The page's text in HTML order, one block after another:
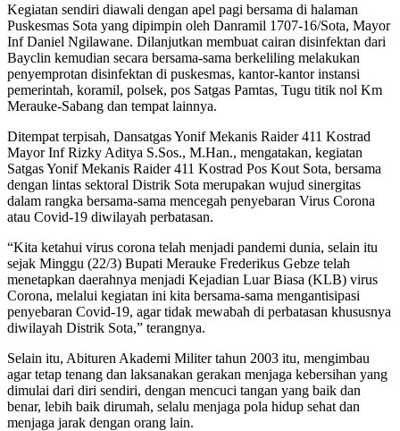
Kegiatan sendiri diawali dengan apel pagi bersama di halaman
Puskesmas Sota yang dipimpin oleh Danramil 1707-16/Sota, Mayor
Inf Daniel Ngilawane. Dilanjutkan membuat cairan disinfektan dari
Bayclin kemudian secara bersama-sama berkeliling melakukan
penyemprotan disinfektan di puskesmas, kantor-kantor instansi
pemerintah, koramil, polsek, pos Satgas Pamtas, Tugu titik nol Km
Merauke-Sabang dan tempat lainnya.
Ditempat terpisah, Dansatgas Yonif Mekanis Raider 411 Kostrad
Mayor Inf Rizky Aditya S.Sos., M.Han., mengatakan, kegiatan
Satgas Yonif Mekanis Raider 411 Kostrad Pos Kout Sota, bersama
dengan lintas sektoral Distrik Sota merupakan wujud sinergitas
dalam rangka bersama-sama mencegah penyebaran Virus Corona
atau Covid-19 diwilayah perbatasan.
“Kita ketahui virus corona telah menjadi pandemi dunia, selain itu
sejak Minggu (22/3) Bupati Merauke Frederikus Gebze telah
menetapkan daerahnya menjadi Kejadian Luar Biasa (KLB) virus
Corona, melalui kegiatan ini kita bersama-sama mengantisipasi
penyebaran Covid-19, agar tidak mewabah di perbatasan khususnya
diwilayah Distrik Sota,” terangnya.
Selain itu, Abituren Akademi Militer tahun 2003 itu, mengimbau
agar tetap tenang dan laksanakan gerakan menjaga kebersihan yang
dimulai dari diri sendiri, dengan mencuci tangan yang baik dan
benar, lebih baik dirumah, selalu menjaga pola hidup sehat dan
menjaga jarak dengan orang lain.